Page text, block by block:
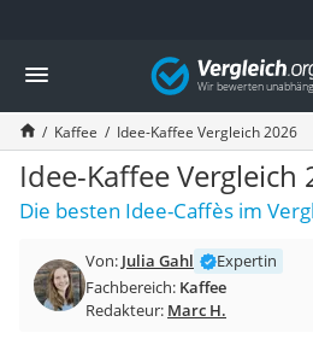
Die beliebtesten Vergleiche nach
Lebensmittel
Schwarzkümmelöl
Knäckebrot
Schwarzkümmelöl-Kapseln
Manukahonig
Eiklar
Balsamico-Essig
Schwarzkümmelöl bio
Vergleich
Kaffee Idee-Kaffee Vergleich 2026
Idee-Kaffee Vergleich
Die besten Idee-Caffès im
Von: Julia Gahl
Expertin
Fachbereich: Kaffee
Redakteur: Marc H.